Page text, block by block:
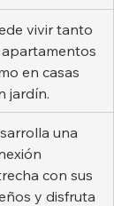
vivir tanto
en casas
jardín.
una
con sus
y disfruta